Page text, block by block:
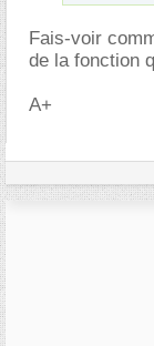
Fais-voir
de la fonction
A+